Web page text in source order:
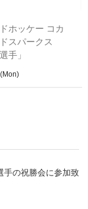
ホッケー コカ
スパークス
手」
手の祝勝会に参加致